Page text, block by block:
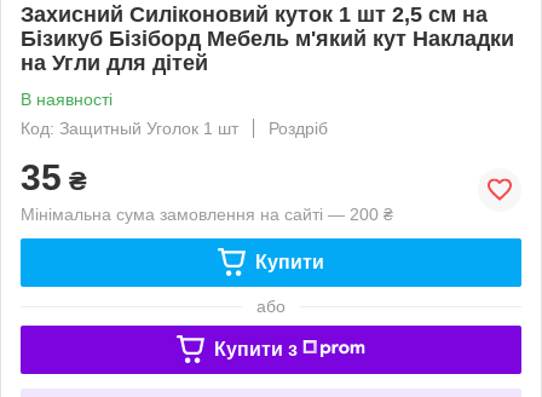
Захисний Силіконовий куток 1 шт 2,5 см на
Бізикуб Бізіборд Мебель м'який кут Накладки
на Угли для дітей
В наявності
Код: Защитный Уголок 1 шт
Роздріб
35 ₴
Мінімальна сума замовлення на сайті — 200 ₴
Купити
або
Купити з